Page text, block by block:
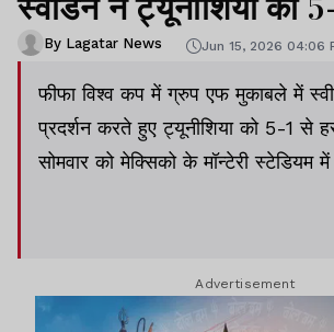
By Lagatar News Jun 15, 2026 04:06
फीफा विश्व कप में ग्रुप एफ मुकाबले में
प्रदर्शन करते हुए ट्यूनीशिया को 5-1 से
सोमवार को मेक्सिको के मॉन्टेरी स्टेडियम
Advertisement